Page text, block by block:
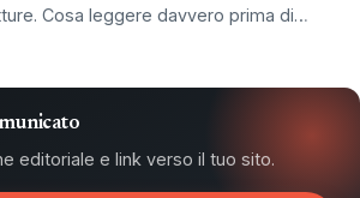
Cosa leggere davvero prima di…
editoriale e link verso il tuo sito.